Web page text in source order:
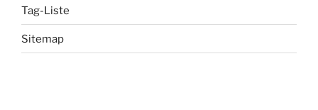
Tag-Liste
Sitemap